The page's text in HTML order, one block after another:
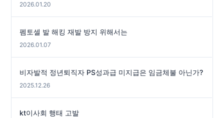
2026.01.20
펨토셀 발 해킹 재발 방지 위해서는
2026.01.07
비자발적 정년퇴직자 PS성과급 미지급은 임금체불 아닌가?
2025.12.26
kt이사회 행태 고발